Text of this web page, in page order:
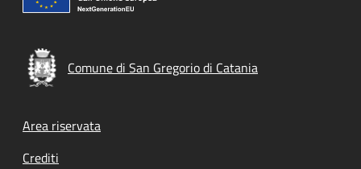
Comune di San Gregorio di Catania
Footer menu
Area riservata
Crediti